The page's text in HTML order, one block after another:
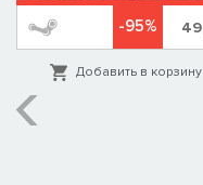
-95% 49
Добавить в корзину